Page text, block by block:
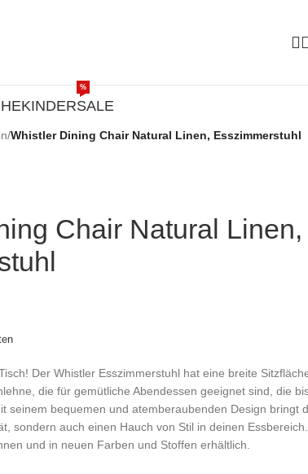
KINDERSALE
%
/Whistler Dining Chair Natural Linen, Esszimmerstuhl
Chair Natural Linen,
Der Whistler Esszimmerstuhl hat eine breite
die für gemütliche Abendessen geeignet sind, die
seinem bequemen und atemberaubenden Design bringt
sondern auch einen Hauch von Stil in deinen
und in neuen Farben und Stoffen erhältlich.